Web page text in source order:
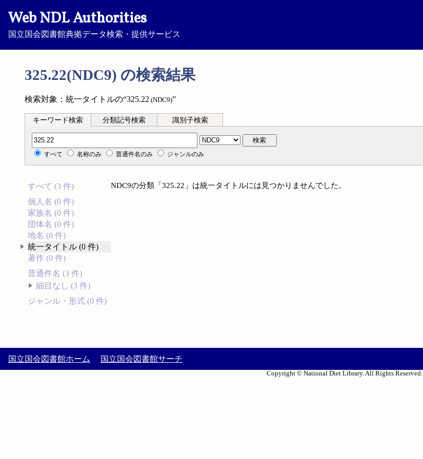
Web NDL Authorities
国立国会図書館典拠データ検索・提供サービス
325.22(NDC9) の検索結果
検索対象：統一タイトルの“325.22 (NDC9)”
キーワード検索 分類記号検索 識別子検索
分類記号検索 検索
すべて 名称のみ 普通件名のみ ジャンルのみ
すべて (3 件)
個人名 (0 件)
家族名 (0 件)
団体名 (0 件)
地名 (0 件)
統一タイトル (0 件)
著作 (0 件)
普通件名 (3 件)
細目なし (3 件)
ジャンル・形式 (0 件)
NDC9の分類「325.22」は統一タイトルには見つかりませんでした。
国立国会図書館ホーム 国立国会図書館サーチ
Copyright © National Diet Library. All Rights Reserved.